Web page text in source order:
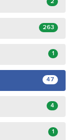
263
1
47
4
1